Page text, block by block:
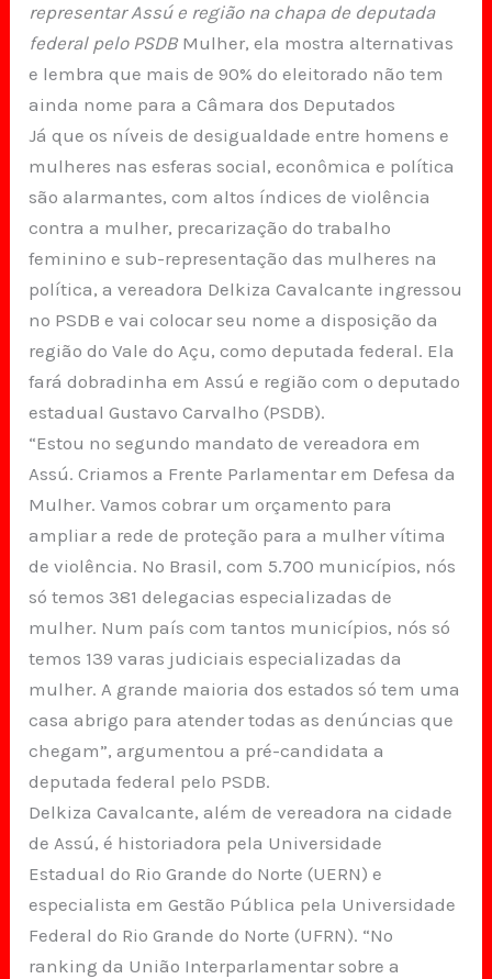
representar Assú e região na chapa de deputada
federal pelo PSDBMulher, ela mostra alternativas
e lembra que mais de 90% do eleitorado não tem
ainda nome para a Câmara dos Deputados
Já que os níveis de desigualdade entre homens e
mulheres nas esferas social, econômica e política
são alarmantes, com altos índices de violência
contra a mulher, precarização do trabalho
feminino e sub-representação das mulheres na
política, a vereadora Delkiza Cavalcante ingressou
no PSDB e vai colocar seu nome a disposição da
região do Vale do Açu, como deputada federal. Ela
fará dobradinha em Assú e região com o deputado
estadual Gustavo Carvalho (PSDB).
“Estou no segundo mandato de vereadora em
Assú. Criamos a Frente Parlamentar em Defesa da
Mulher. Vamos cobrar um orçamento para
ampliar a rede de proteção para a mulher vítima
de violência. No Brasil, com 5.700 municípios, nós
só temos 381 delegacias especializadas de
mulher. Num país com tantos municípios, nós só
temos 139 varas judiciais especializadas da
mulher. A grande maioria dos estados só tem uma
casa abrigo para atender todas as denúncias que
chegam”, argumentou a pré-candidata a
deputada federal pelo PSDB.
Delkiza Cavalcante, além de vereadora na cidade
de Assú, é historiadora pela Universidade
Estadual do Rio Grande do Norte (UERN) e
especialista em Gestão Pública pela Universidade
Federal do Rio Grande do Norte (UFRN). “No
ranking da União Interparlamentar sobre a